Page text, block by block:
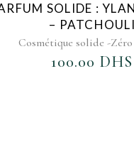
SOLIDE :
– PATCHOULI
Cosmétique solide -
100.00 DHS